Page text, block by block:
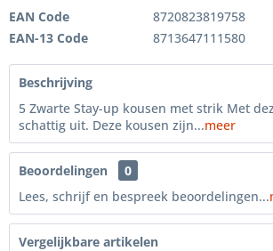
EAN Code
8720823819758
EAN-13 Code
8713647111580
Beschrijving
5 Zwarte Stay-up kousen met strik Met
schattig uit. Deze kousen zijn...meer
Beoordelingen
0
Lees, schrijf en bespreek beoordelingen...
Vergelijkbare artikelen